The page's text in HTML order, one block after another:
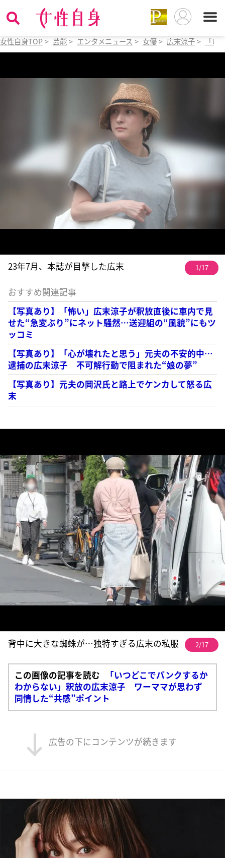
女性自身TOP > 芸能 > エンタメニュース > 女優 > 広末涼子 > 「
23年7月、本誌が目撃した広末 1/17
おすすめ関連記事
【写真あり】「怖い」広末涼子が釈放直後に車内で見
せた“急変ぶり”にネット騒然…送迎組の“風貌”にもツ
ッコミ
【写真あり】「心が壊れたと思う」元夫の不安的中…
逮捕の広末涼子 不可解行動で阻まれた“娘の夢”
【写真あり】元夫の岡沢氏と路上でケンカして怒る広
末
背中に大きな蜘蛛が…独特すぎる広末の私服 2/17
この画像の記事を読む
「いつどこでパンクするか
わからない」釈放の広末涼子 ワーママが思わず
同情した“共感”ポイント
広告の下にコンテンツが続きます